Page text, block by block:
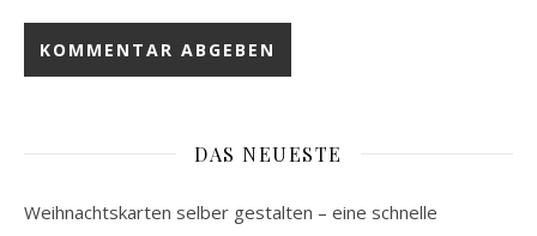
DAS NEUESTE
Weihnachtskarten selber gestalten – eine schnelle